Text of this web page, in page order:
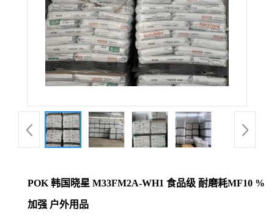
POK 韩国晓星 M33FM2A-WH1 食品级 耐磨耗MF10 %
加强 户外用品